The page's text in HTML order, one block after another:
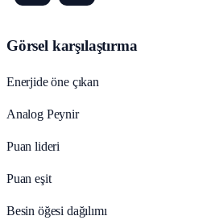
Görsel karşılaştırma
Enerjide öne çıkan
Analog Peynir
Puan lideri
Puan eşit
Besin öğesi dağılımı